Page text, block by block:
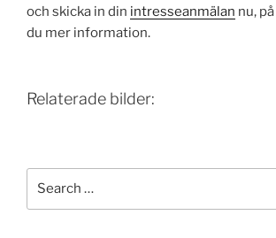
och skicka in din intresseanmälan nu,
du mer information.
Relaterade bilder: